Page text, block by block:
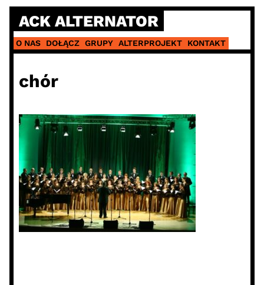
Skip
content
ACK ALTERNATOR
O NAS DOŁĄCZ GRUPY ALTERPROJEKT KONTAKT
chór